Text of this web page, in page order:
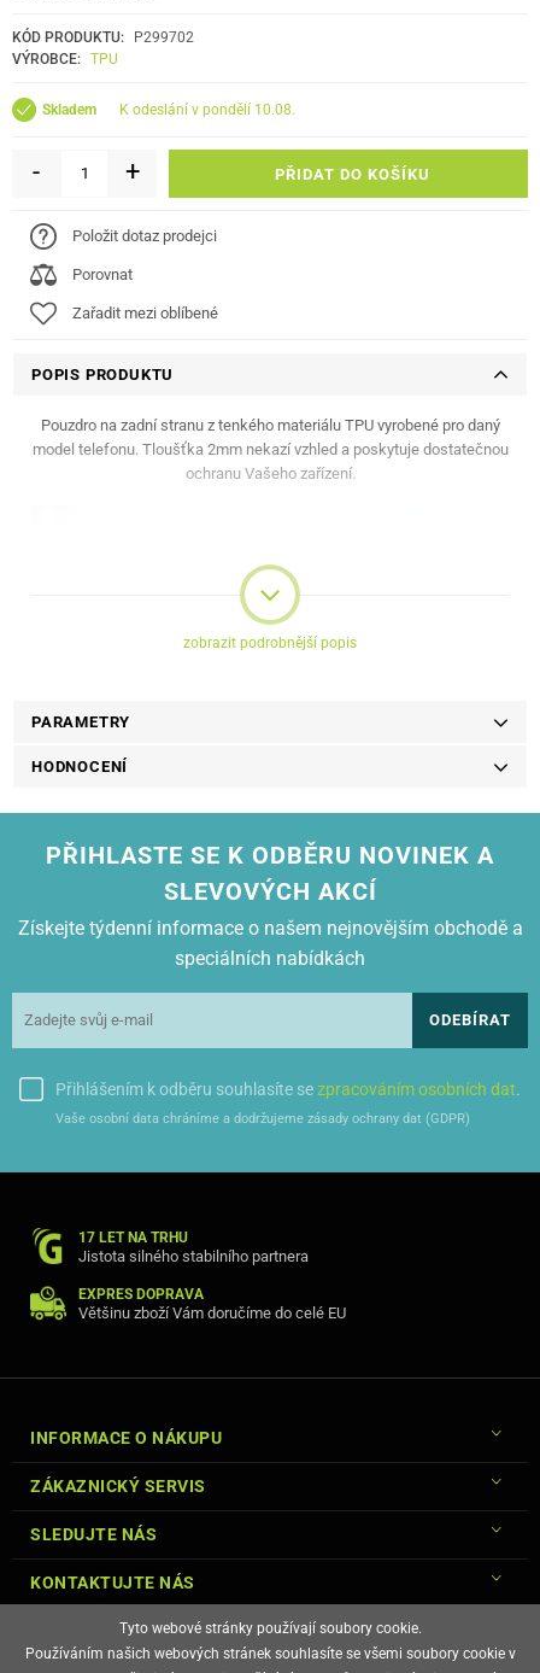
KÓD PRODUKTU:
P299702
VÝROBCE: TPU
Skladem k odeslání v pondělí 10.08.
- + PŘIDAT DO KOŠÍKU
Položit dotaz prodejci
Porovnat
Zařadit mezi oblíbené
POPIS PRODUKTU
Pouzdro na zadní stranu z tenkého materiálu TPU vyrobené pro daný
model telefonu. Tloušťka 2mm nekazí vzhled a poskytuje dostatečnou
ochranu Vašeho zařízení.
zobrazit podrobnější popis
PARAMETRY
HODNOCENÍ
PŘIHLASTE SE K ODBĚRU NOVINEK A
SLEVOVÝCH AKCÍ
Získejte týdenní informace o našem nejnovějším obchodě a
speciálních nabídkách
ODEBÍRAT
Přihlášením k odběru souhlasíte sezpracováním osobních dat.
Vaše osobní data chráníme a dodržujeme zásady ochrany dat (GDPR)
17 LET NA TRHU
Jistota silného stabilního partnera
EXPRES DOPRAVA
Většinu zboží Vám doručíme do celé EU
INFORMACE O NÁKUPU
ZÁKAZNICKÝ SERVIS
SLEDUJTE NÁS
KONTAKTUJTE NÁS
Tyto webové stránky používají soubory cookie.
Používáním našich webových stránek souhlasíte se všemi soubory cookie v